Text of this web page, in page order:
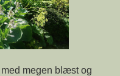
megen blæst og